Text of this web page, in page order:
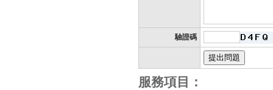
驗證碼
服務項目：